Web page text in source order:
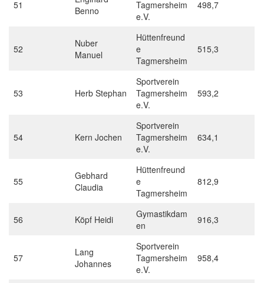
51
Benno
Tagmersheim
e.V.
498,7
52
Nuber
Manuel
Hüttenfreund
e
Tagmersheim
515,3
53 Herb Stephan
Sportverein
Tagmersheim
e.V.
593,2
54 Kern Jochen
Sportverein
Tagmersheim
e.V.
634,1
55
Gebhard
Claudia
Hüttenfreund
e
Tagmersheim
812,9
56 Köpf Heidi
Gymastikdam
en
916,3
57
Lang
Johannes
Sportverein
Tagmersheim
e.V.
958,4